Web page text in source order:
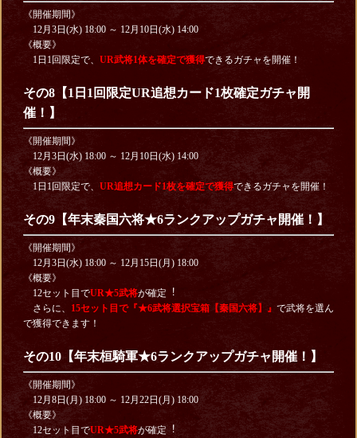
《開催期間》
12月3日(水) 18:00 ～ 12月10日(水) 14:00
《概要》
1日1回限定で、 UR武将1体を確定で獲得できるガチャを開催！
その8【1日1回限定UR追想カード1枚確定ガチャ開
催！】
《開催期間》
12月3日(水) 18:00 ～ 12月10日(水) 14:00
《概要》
1日1回限定で、 UR追想カード1枚を確定で獲得できるガチャを開催！
その9【年末秦国六将★6ランクアップガチャ開催！】
《開催期間》
12月3日(水) 18:00 ～ 12月15日(月) 18:00
《概要》
12セット目でUR★5武将が確定︕
さらに、 15セット目で『★6武将選択宝箱【秦国六将】』 で武将を選ん
で獲得できます！
その10【年末桓騎軍★6ランクアップガチャ開催！】
《開催期間》
12月8日(月) 18:00 ～ 12月22日(月) 18:00
《概要》
12セット目でUR★5武将が確定︕